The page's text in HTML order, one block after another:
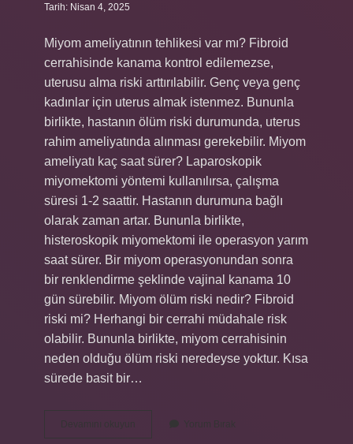
Tarih: Nisan 4, 2025
Miyom ameliyatının tehlikesi var mı? Fibroid
cerrahisinde kanama kontrol edilemezse,
uterusu alma riski arttırılabilir. Genç veya genç
kadınlar için uterus almak istenmez. Bununla
birlikte, hastanın ölüm riski durumunda, uterus
rahim ameliyatında alınması gerekebilir. Miyom
ameliyatı kaç saat sürer? Laparoskopik
miyomektomi yöntemi kullanılırsa, çalışma
süresi 1-2 saattir. Hastanın durumuna bağlı
olarak zaman artar. Bununla birlikte,
histeroskopik miyomektomi ile operasyon yarım
saat sürer. Bir miyom operasyonundan sonra
bir renklendirme şeklinde vajinal kanama 10
gün sürebilir. Miyom ölüm riski nedir? Fibroid
riski mi? Herhangi bir cerrahi müdahale risk
olabilir. Bununla birlikte, miyom cerrahisinin
neden olduğu ölüm riski neredeyse yoktur. Kısa
sürede basit bir…